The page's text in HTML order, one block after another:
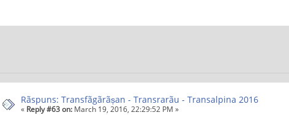
Rãspuns: Transfãgãrãșan - Transrarãu - Transalpina 2016
« Reply #63 on: March 19, 2016, 22:29:52 PM »